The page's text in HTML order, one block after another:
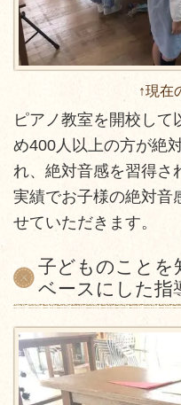
↑現在
ピアノ教室を開校して
め400人以上の方が絶
れ、絶対音感を習得さ
実績でお子様の絶対音
せていただきます。
子どものことを
ベースにした指